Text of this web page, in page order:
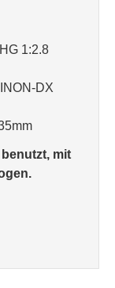
1:2.8
DX
mit